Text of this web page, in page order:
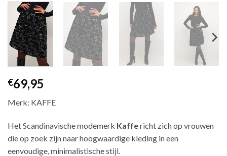
€69,95
Merk: KAFFE
Het Scandinavische modemerk Kaffericht zich op vrouwen
die op zoek zijn naar hoogwaardige kleding in een
eenvoudige, minimalistische stijl.